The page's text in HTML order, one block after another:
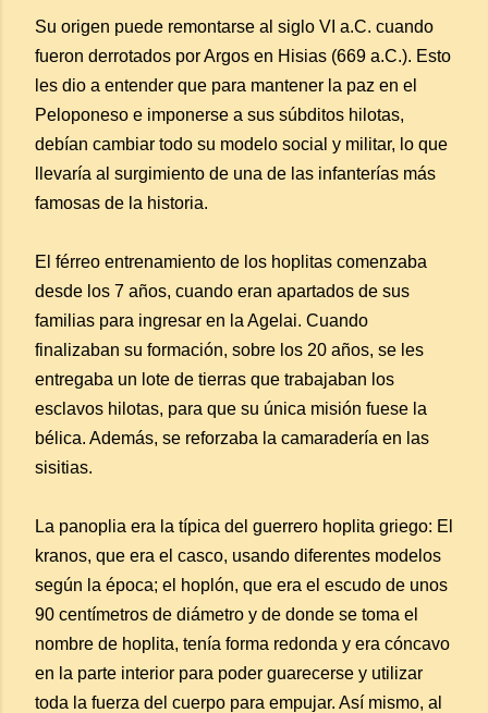
Su origen puede remontarse al siglo VI a.C. cuando
fueron derrotados por Argos en Hisias (669 a.C.). Esto
les dio a entender que para mantener la paz en el
Peloponeso e imponerse a sus súbditos hilotas,
debían cambiar todo su modelo social y militar, lo que
llevaría al surgimiento de una de las infanterías más
famosas de la historia.
El férreo entrenamiento de los hoplitas comenzaba
desde los 7 años, cuando eran apartados de sus
familias para ingresar en la Agelai. Cuando
finalizaban su formación, sobre los 20 años, se les
entregaba un lote de tierras que trabajaban los
esclavos hilotas, para que su única misión fuese la
bélica. Además, se reforzaba la camaradería en las
sisitias.
La panoplia era la típica del guerrero hoplita griego: El
kranos, que era el casco, usando diferentes modelos
según la época; el hoplón, que era el escudo de unos
90 centímetros de diámetro y de donde se toma el
nombre de hoplita, tenía forma redonda y era cóncavo
en la parte interior para poder guarecerse y utilizar
toda la fuerza del cuerpo para empujar. Así mismo, al